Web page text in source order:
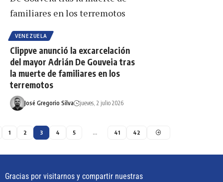
VENEZUELA
Clippve anunció la excarcelación
del mayor Adrián De Gouveia tras
la muerte de familiares en los
terremotos
José Gregorio Silva jueves, 2 julio 2026
1 2 3 4 5 … 41 42
Gracias por visitarnos y compartir nuestras